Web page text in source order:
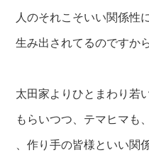
人のそれこそいい関係性
生み出されてるのですから
太田家よりひとまわり若
もらいつつ、 テマヒマも
、作り手の皆様といい関